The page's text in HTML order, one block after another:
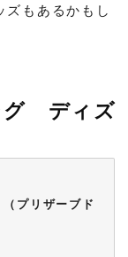
ズもあるかもし
グ ディズ
プリザーブド